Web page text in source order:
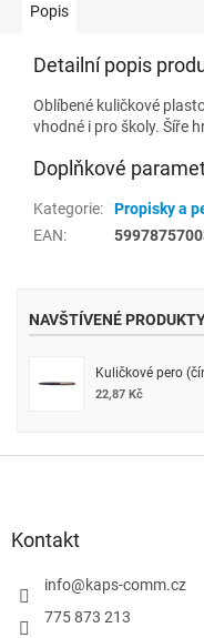
Popis
Detailní popis
Oblíbené kuličkové
vhodné i pro školy. Šíře
Doplňkové
Kategorie:
Propisky a
EAN:
NAVŠTÍVENÉ
Kuličkové pero
22,87 Kč
Kontakt
info@kaps-comm.cz
775 873 213